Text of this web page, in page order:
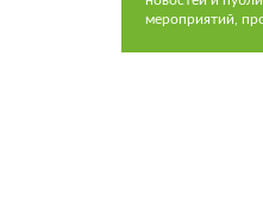
мероприятий,